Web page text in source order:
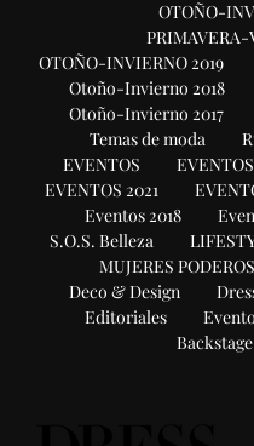
OTOÑO-
PRIMAVERA-
OTOÑO-INVIERNO 2019
Otoño-Invierno 2018
Otoño-Invierno 2017
Temas de moda
EVENTOS
EVENTOS 2021
Eventos 2018
S.O.S. Belleza
MUJERES
Deco & Design
Editoriales